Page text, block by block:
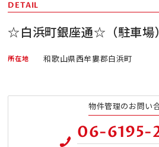
DETAIL
☆白浜町銀座通☆（駐車場
所在地 和歌山県西牟婁郡白浜町
物件管理のお問い
06-6195-